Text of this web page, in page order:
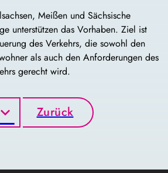
Meißen und Sächsische
unterstützen das Vorhaben. Ziel ist
des Verkehrs, die sowohl den
als auch den Anforderungen des
gerecht wird.
Zurück